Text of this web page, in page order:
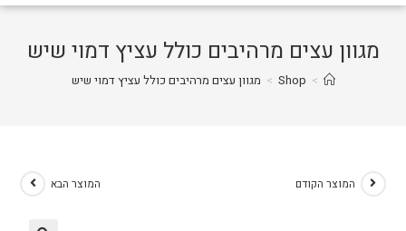
מגוון עצים מרהיבים כולל עציץ דמוי שיש
>
Shop
> מגוון עצים מרהיבים כולל עציץ דמוי שיש
המוצר הקודם המוצר הבא